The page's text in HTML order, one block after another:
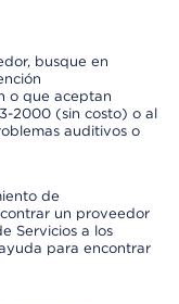
busque en
o que aceptan
2000 (sin costo) o al
auditivos o
de
un proveedor
Servicios a los
para encontrar